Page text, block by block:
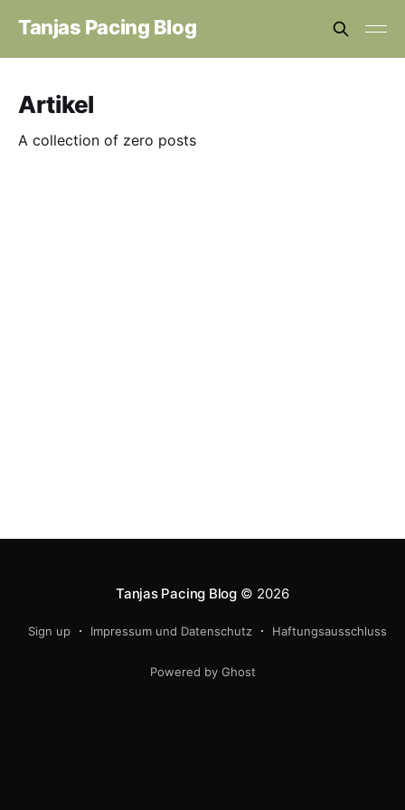
Tanjas Pacing Blog
Artikel
A collection of zero posts
Tanjas Pacing Blog© 2026
Sign up Impressum und Datenschutz Haftungsausschluss
Powered by Ghost